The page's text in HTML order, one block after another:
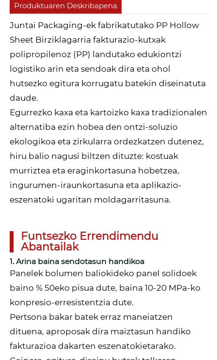
Produktuaren Deskribapena
Juntai Packaging-ek fabrikatutako PP Hollow
Sheet Birziklagarria fakturazio-kutxak
polipropilenoz (PP) landutako edukiontzi
logistiko arin eta sendoak dira eta ohol
hutsezko egitura korrugatu batekin diseinatuta
daude.
Egurrezko kaxa eta kartoizko kaxa tradizionalen
alternatiba ezin hobea den ontzi-soluzio
ekologikoa eta zirkularra ordezkatzen dutenez,
hiru balio nagusi biltzen dituzte: kostuak
murriztea eta eraginkortasuna hobetzea,
ingurumen-iraunkortasuna eta aplikazio-
eszenatoki ugaritan moldagarritasuna.
Funtsezko Errendimendu
Abantailak
1. Arina baina sendotasun handikoa
Panelek bolumen baliokideko panel solidoek
baino % 50eko pisua dute, baina 10-20 MPa-ko
konpresio-erresistentzia dute.
Pertsona bakar batek erraz maneiatzen
dituena, aproposak dira maiztasun handiko
fakturazioa dakarten eszenatokietarako.